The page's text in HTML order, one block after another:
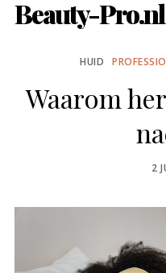
Beauty-Pro.nl
HUID
Waarom
2